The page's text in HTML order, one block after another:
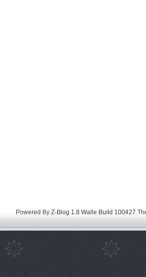
Powered By Z-Blog 1.8 Walle Build 100427